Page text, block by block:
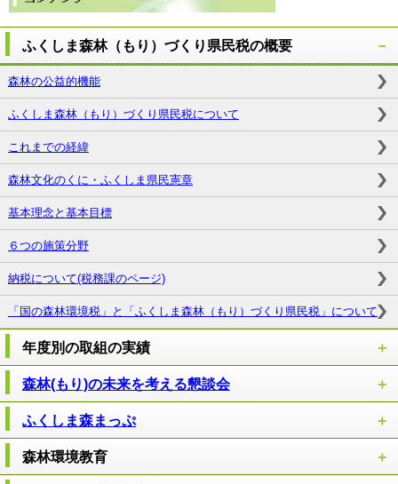
ふくしま森林（もり）づくり県民税の概要
森林の公益的機能
ふくしま森林（もり）づくり県民税について
これまでの経緯
森林文化のくに・ふくしま県民憲章
基本理念と基本目標
６つの施策分野
納税について(税務課のページ)
「国の森林環境税」と「ふくしま森林（もり）づくり県民税」について
年度別の取組の実績
森林(もり)の未来を考える懇談会
ふくしま森まっぷ
森林環境教育